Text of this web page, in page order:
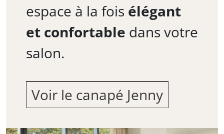
espace à la fois élégant
et confortable dans votre
salon.
Voir le canapé Jenny